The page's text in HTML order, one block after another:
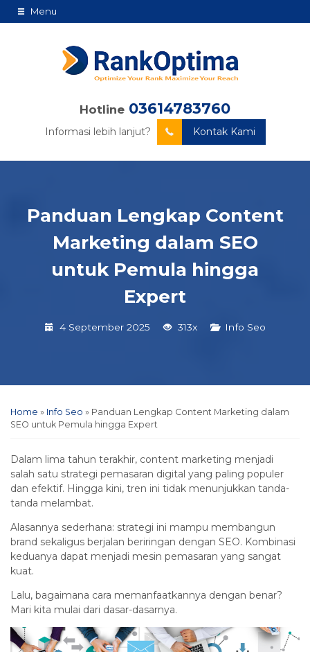
Menu
Hotline 03614783760
Informasi lebih lanjut? Kontak Kami
Panduan Lengkap Content
Marketing dalam SEO
untuk Pemula hingga
Expert
4 September 2025 313x Info Seo
Home » Info Seo » Panduan Lengkap Content Marketing dalam
SEO untuk Pemula hingga Expert
Dalam lima tahun terakhir, content marketing menjadi
salah satu strategi pemasaran digital yang paling populer
dan efektif. Hingga kini, tren ini tidak menunjukkan tanda-
tanda melambat.
Alasannya sederhana: strategi ini mampu membangun
brand sekaligus berjalan beriringan dengan SEO. Kombinasi
keduanya dapat menjadi mesin pemasaran yang sangat
kuat.
Lalu, bagaimana cara memanfaatkannya dengan benar?
Mari kita mulai dari dasar-dasarnya.